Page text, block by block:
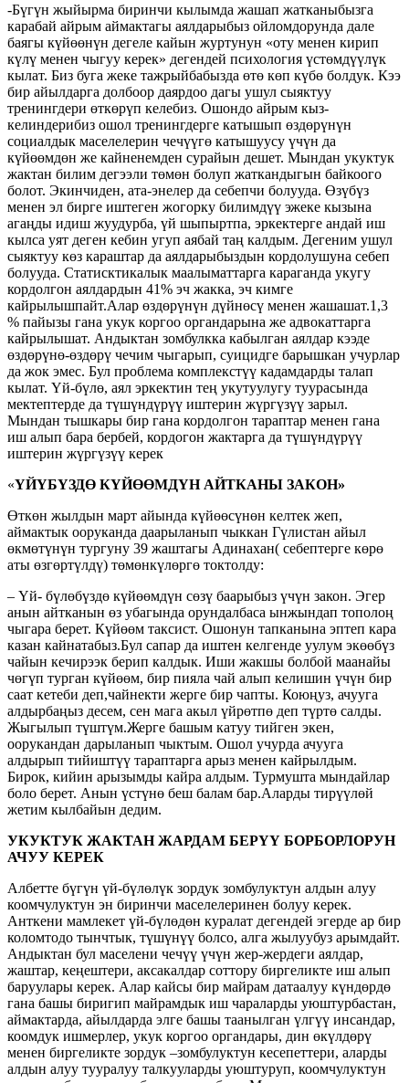
-Бүгүн жыйырма биринчи кылымда жашап жатканыбызга
карабай айрым аймактагы аялдарыбыз ойломдорунда дале
баягы күйөөнүн дегеле кайын журтунун «оту менен кирип
күлү менен чыгуу керек» дегендей психология үстөмдүүлүк
кылат. Биз буга жеке тажрыйбабызда өтө көп күбө болдук. Кээ
бир айылдарга долбоор даярдоо дагы ушул сыяктуу
тренингдери өткөрүп келебиз. Ошондо айрым кыз-
келиндерибиз ошол тренингдерге катышып өздөрүнүн
социалдык маселелерин чечүүгө катышуусу үчүн да
күйөөмдөн же кайненемден сурайын дешет. Мындан укуктук
жактан билим дегээли төмөн болуп жаткандыгын байкоого
болот. Экинчиден, ата-энелер да себепчи болууда. Өзүбүз
менен эл бирге иштеген жогорку билимдүү эжеке кызына
агаңды идиш жуудурба, үй шыпыртпа, эркектерге андай иш
кылса уят деген кебин угуп аябай таң калдым. Дегеним ушул
сыяктуу көз караштар да аялдарыбыздын кордолушуна себеп
болууда. Статисктикалык маалыматтарга караганда укугу
кордолгон аялдардын 41% эч жакка, эч кимге
кайрылышпайт.Алар өздөрүнүн дүйнөсү менен жашашат.1,3
% пайызы гана укук коргоо органдарына же адвокаттарга
кайрылышат. Андыктан зомбулкка кабылган аялдар кээде
өздөрүнө-өздөрү чечим чыгарып, суицидге барышкан учурлар
да жок эмес. Бул проблема комплекстүү кадамдарды талап
кылат. Үй-бүлө, аял эркектин тең укутуулугу туурасында
мектептерде да түшүндүрүү иштерин жүргүзүү зарыл.
Мындан тышкары бир гана кордолгон тараптар менен гана
иш алып бара бербей, кордогон жактарга да түшүндүрүү
иштерин жүргүзүү керек
«ҮЙҮБҮЗДӨ КҮЙӨӨМДҮН АЙТКАНЫ ЗАКОН»
Өткөн жылдын март айында күйөөсүнөн келтек жеп,
аймактык ооруканда даарыланып чыккан Гүлистан айыл
өкмөтүнүн тургуну 39 жаштагы Адинахан( себептерге көрө
аты өзгөртүлдү) төмөнкүлөргө токтолду:
– Үй- бүлөбүздө күйөөмдүн сөзү баарыбыз үчүн закон. Эгер
анын айтканын өз убагында орундалбаса ынжындап тополоң
чыгара берет. Күйөөм таксист. Ошонун тапканына эптеп кара
казан кайнатабыз.Бул сапар да иштен келгенде уулум экөөбүз
чайын кечирээк берип калдык. Иши жакшы болбой маанайы
чөгүп турган күйөөм, бир пияла чай алып келишин үчүн бир
саат кетеби деп,чайнекти жерге бир чапты. Коюңуз, ачууга
алдырбаңыз десем, сен мага акыл үйрөтпө деп түртө салды.
Жыгылып түштүм.Жерге башым катуу тийген экен,
оорукандан дарыланып чыктым. Ошол учурда ачууга
алдырып тийиштүү тараптарга арыз менен кайрылдым.
Бирок, кийин арызымды кайра алдым. Турмушта мындайлар
боло берет. Анын үстүнө беш балам бар.Аларды тирүүлөй
жетим кылбайын дедим.
УКУКТУК ЖАКТАН ЖАРДАМ БЕРҮҮ БОРБОРЛОРУН
АЧУУ КЕРЕК
Албетте бүгүн үй-бүлөлүк зордук зомбулуктун алдын алуу
коомчулуктун эн биринчи маселелеринен болуу керек.
Анткени мамлекет үй-бүлөдөн куралат дегендей эгерде ар бир
коломтодо тынчтык, түшүнүү болсо, алга жылуубуз арымдайт.
Андыктан бул маселени чечүү үчүн жер-жердеги аялдар,
жаштар, кеңештери, аксакалдар соттору биргеликте иш алып
баруулары керек. Алар кайсы бир майрам датаалуу күндөрдө
гана башы биригип майрамдык иш чараларды уюштурбастан,
аймактарда, айылдарда элге башы таанылган үлгүү инсандар,
коомдук ишмерлер, укук коргоо органдары, дин өкүлдөрү
менен биргеликте зордук –зомбулуктун кесепеттери, аларды
алдын алуу тууралуу талкууларды уюштуруп, коомчулуктун